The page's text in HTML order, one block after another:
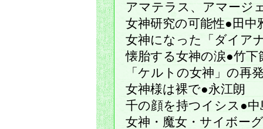
アマテラス、アマージ
女神研究の可能性●田中
女神になった「ダイア
懐胎する女神の涙●竹下
「ケルトの女神」の再
女神様は裸で●永江朗
千の顔を持つイシス●中
女神・魔女・サイボー